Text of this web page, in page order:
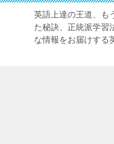
英語上達の王道、も
た秘訣、正統派学習
な情報をお届けする